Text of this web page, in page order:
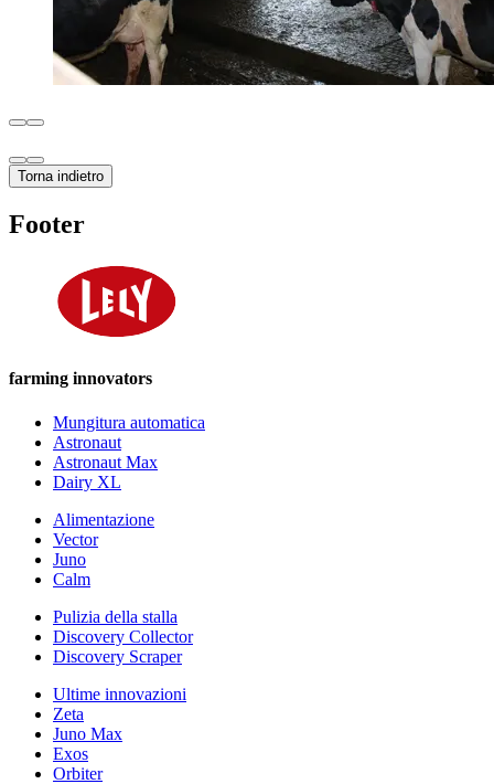
Torna indietro
Footer
farming innovators
Mungitura automatica
Astronaut
Astronaut Max
Dairy XL
Alimentazione
Vector
Juno
Calm
Pulizia della stalla
Discovery Collector
Discovery Scraper
Ultime innovazioni
Zeta
Juno Max
Exos
Orbiter